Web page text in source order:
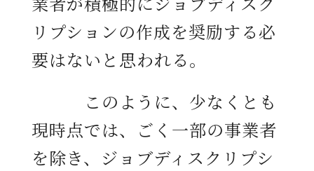
リプションの作成を奨励する必
要はないと思われる。
このように、少なくとも
現時点では、ごく一部の事業者
を除き、ジョブディスクリプシ